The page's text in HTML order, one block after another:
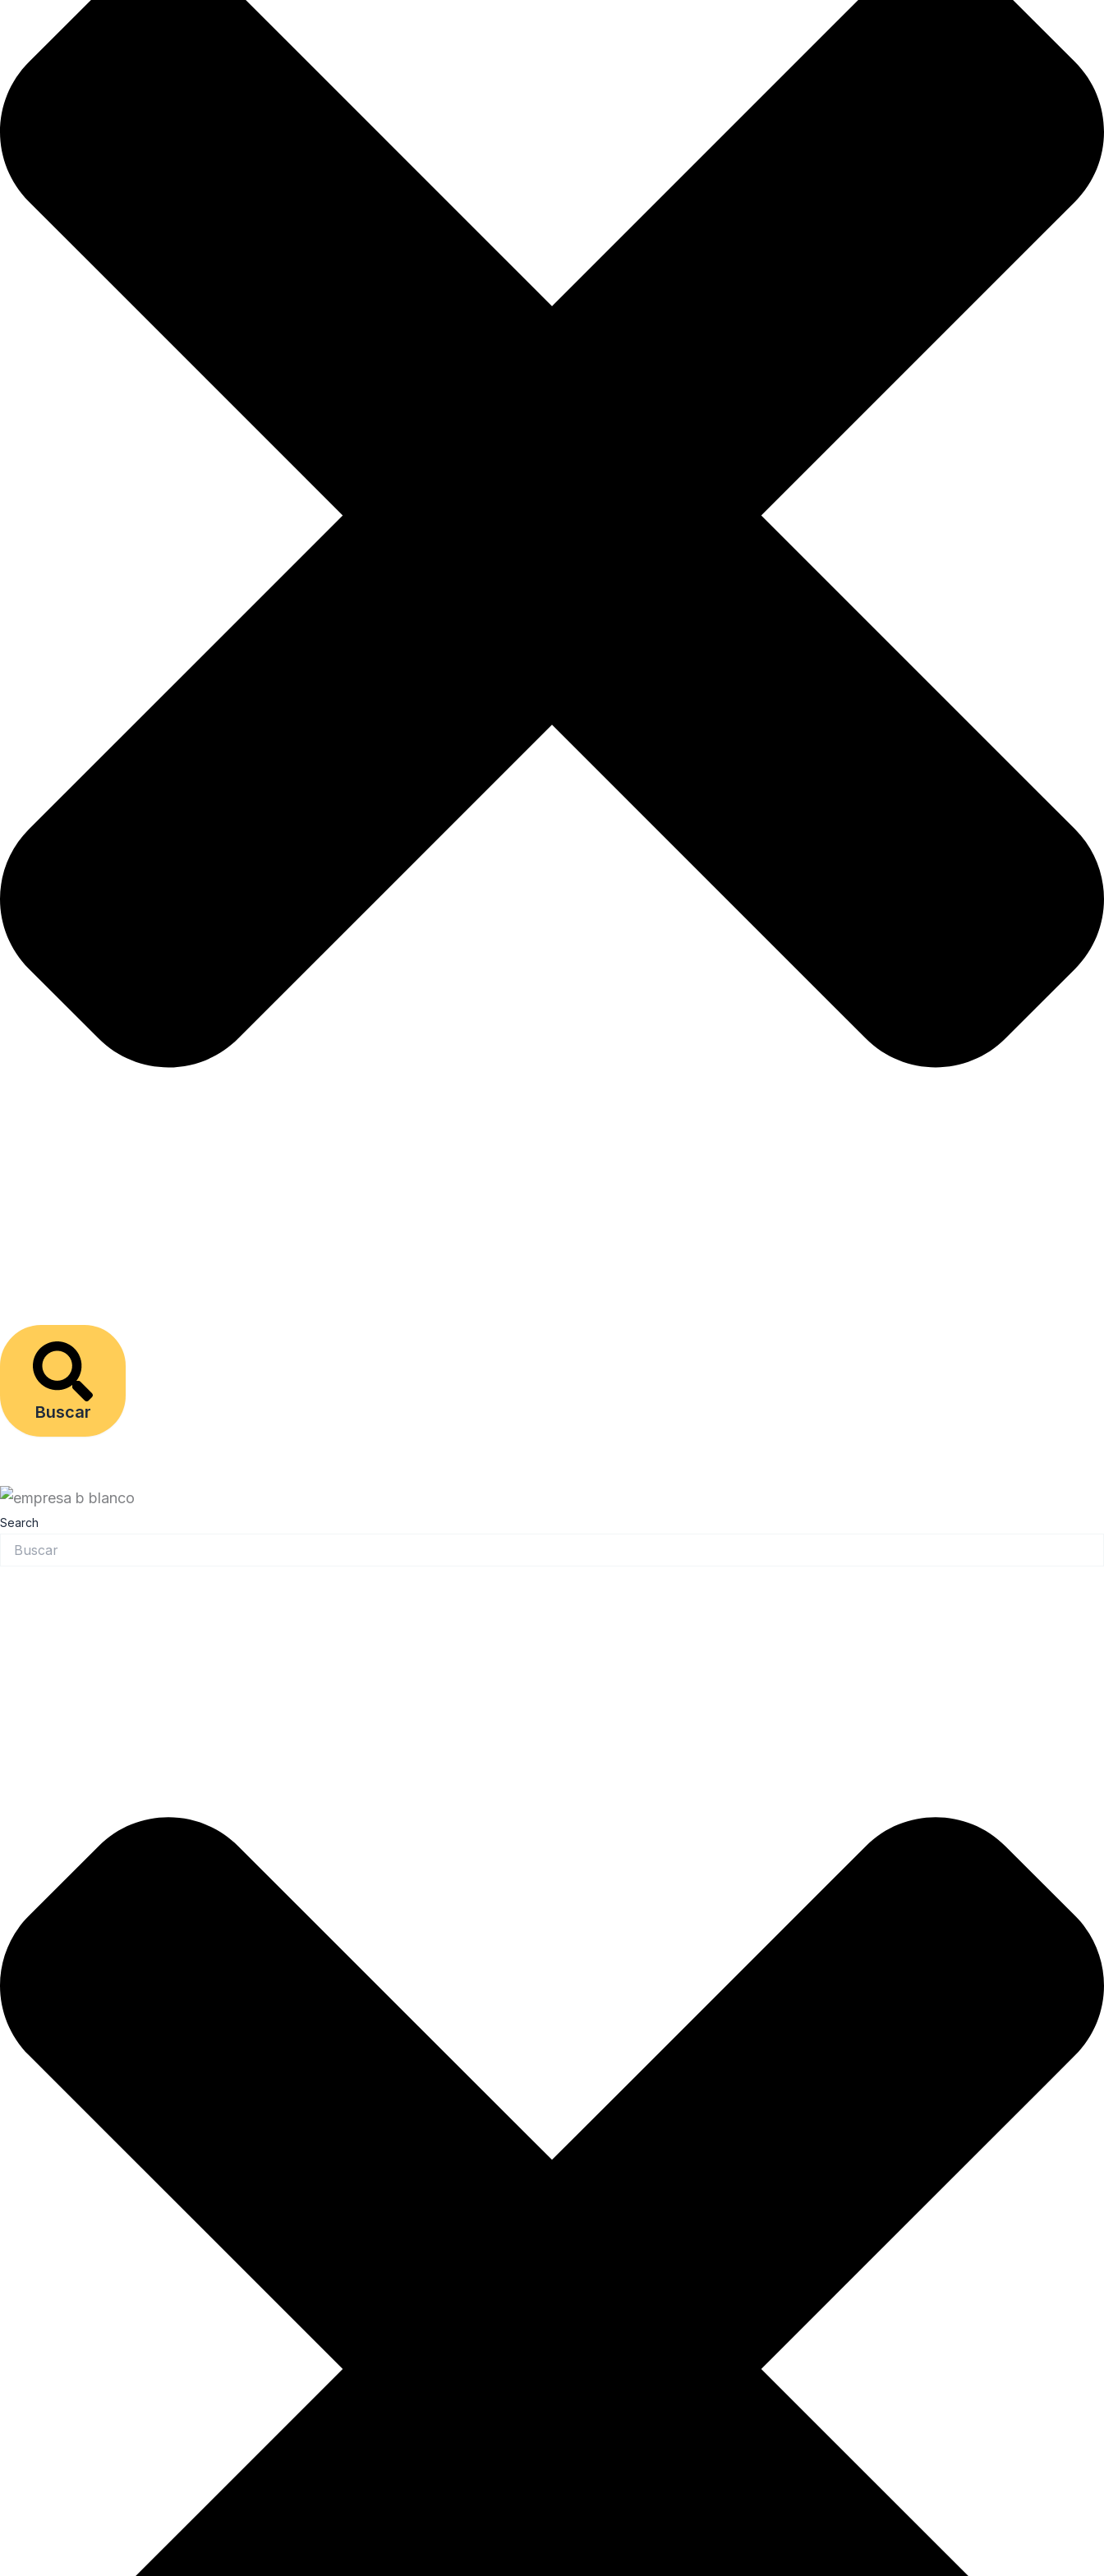
Buscar
Search